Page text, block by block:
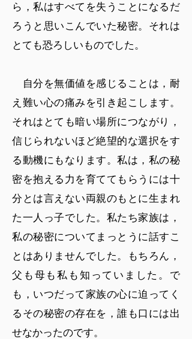
ら，私はすべてを失うことになるだ
ろうと思いこんでいた秘密。それは
とても恐ろしいものでした。
自分を無価値を感じることは，耐
え難い心の痛みを引き起こします。
それはとても暗い場所につながり，
信じられないほど絶望的な選択をす
る動機にもなります。私は，私の秘
密を抱える力を育ててもらうには十
分とは言えない両親のもとに生まれ
た一人っ子でした。私たち家族は，
私の秘密についてまっとうに話すこ
とはありませんでした。もちろん，
父も母も私も知っていました。で
も，いつだって家族の心に迫ってく
るその秘密の存在を，誰も口には出
せなかったのです。